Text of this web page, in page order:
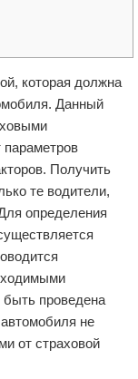
которая должна
Данный
параметров
Получить
те водители,
определения
проведена
не
от страховой